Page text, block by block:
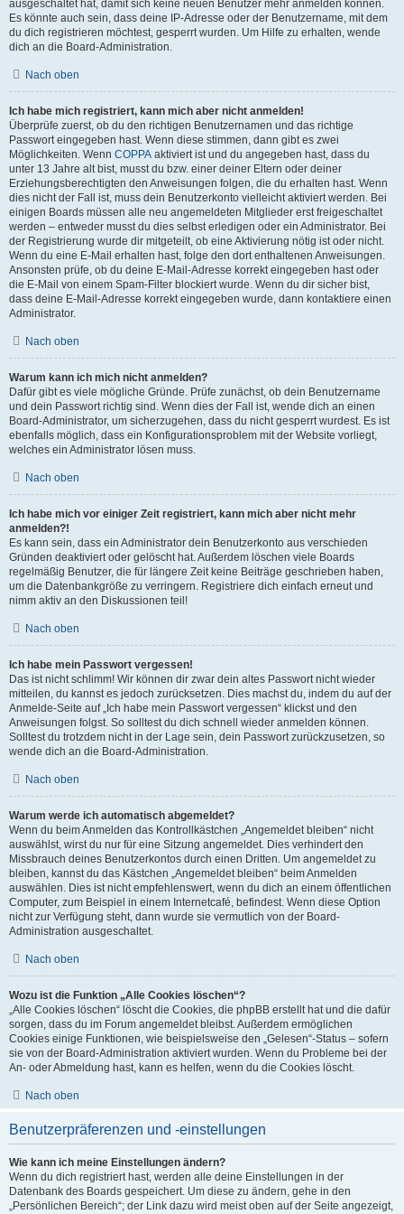
ausgeschaltet hat, damit sich keine neuen Benutzer mehr anmelden können.
Es könnte auch sein, dass deine IP-Adresse oder der Benutzername, mit dem
du dich registrieren möchtest, gesperrt wurden. Um Hilfe zu erhalten, wende
dich an die Board-Administration.
Nach oben
Ich habe mich registriert, kann mich aber nicht anmelden!
Überprüfe zuerst, ob du den richtigen Benutzernamen und das richtige
Passwort eingegeben hast. Wenn diese stimmen, dann gibt es zwei
Möglichkeiten. Wenn COPPA aktiviert ist und du angegeben hast, dass du
unter 13 Jahre alt bist, musst du bzw. einer deiner Eltern oder deiner
Erziehungsberechtigten den Anweisungen folgen, die du erhalten hast. Wenn
dies nicht der Fall ist, muss dein Benutzerkonto vielleicht aktiviert werden. Bei
einigen Boards müssen alle neu angemeldeten Mitglieder erst freigeschaltet
werden – entweder musst du dies selbst erledigen oder ein Administrator. Bei
der Registrierung wurde dir mitgeteilt, ob eine Aktivierung nötig ist oder nicht.
Wenn du eine E-Mail erhalten hast, folge den dort enthaltenen Anweisungen.
Ansonsten prüfe, ob du deine E-Mail-Adresse korrekt eingegeben hast oder
die E-Mail von einem Spam-Filter blockiert wurde. Wenn du dir sicher bist,
dass deine E-Mail-Adresse korrekt eingegeben wurde, dann kontaktiere einen
Administrator.
Nach oben
Warum kann ich mich nicht anmelden?
Dafür gibt es viele mögliche Gründe. Prüfe zunächst, ob dein Benutzername
und dein Passwort richtig sind. Wenn dies der Fall ist, wende dich an einen
Board-Administrator, um sicherzugehen, dass du nicht gesperrt wurdest. Es ist
ebenfalls möglich, dass ein Konfigurationsproblem mit der Website vorliegt,
welches ein Administrator lösen muss.
Nach oben
Ich habe mich vor einiger Zeit registriert, kann mich aber nicht mehr
anmelden?!
Es kann sein, dass ein Administrator dein Benutzerkonto aus verschieden
Gründen deaktiviert oder gelöscht hat. Außerdem löschen viele Boards
regelmäßig Benutzer, die für längere Zeit keine Beiträge geschrieben haben,
um die Datenbankgröße zu verringern. Registriere dich einfach erneut und
nimm aktiv an den Diskussionen teil!
Nach oben
Ich habe mein Passwort vergessen!
Das ist nicht schlimm! Wir können dir zwar dein altes Passwort nicht wieder
mitteilen, du kannst es jedoch zurücksetzen. Dies machst du, indem du auf der
Anmelde-Seite auf „Ich habe mein Passwort vergessen“ klickst und den
Anweisungen folgst. So solltest du dich schnell wieder anmelden können.
Solltest du trotzdem nicht in der Lage sein, dein Passwort zurückzusetzen, so
wende dich an die Board-Administration.
Nach oben
Warum werde ich automatisch abgemeldet?
Wenn du beim Anmelden das Kontrollkästchen „Angemeldet bleiben“ nicht
auswählst, wirst du nur für eine Sitzung angemeldet. Dies verhindert den
Missbrauch deines Benutzerkontos durch einen Dritten. Um angemeldet zu
bleiben, kannst du das Kästchen „Angemeldet bleiben“ beim Anmelden
auswählen. Dies ist nicht empfehlenswert, wenn du dich an einem öffentlichen
Computer, zum Beispiel in einem Internetcafé, befindest. Wenn diese Option
nicht zur Verfügung steht, dann wurde sie vermutlich von der Board-
Administration ausgeschaltet.
Nach oben
Wozu ist die Funktion „Alle Cookies löschen“?
„Alle Cookies löschen“ löscht die Cookies, die phpBB erstellt hat und die dafür
sorgen, dass du im Forum angemeldet bleibst. Außerdem ermöglichen
Cookies einige Funktionen, wie beispielsweise den „Gelesen“-Status – sofern
sie von der Board-Administration aktiviert wurden. Wenn du Probleme bei der
An- oder Abmeldung hast, kann es helfen, wenn du die Cookies löscht.
Nach oben
Benutzerpräferenzen und -einstellungen
Wie kann ich meine Einstellungen ändern?
Wenn du dich registriert hast, werden alle deine Einstellungen in der
Datenbank des Boards gespeichert. Um diese zu ändern, gehe in den
„Persönlichen Bereich“; der Link dazu wird meist oben auf der Seite angezeigt,